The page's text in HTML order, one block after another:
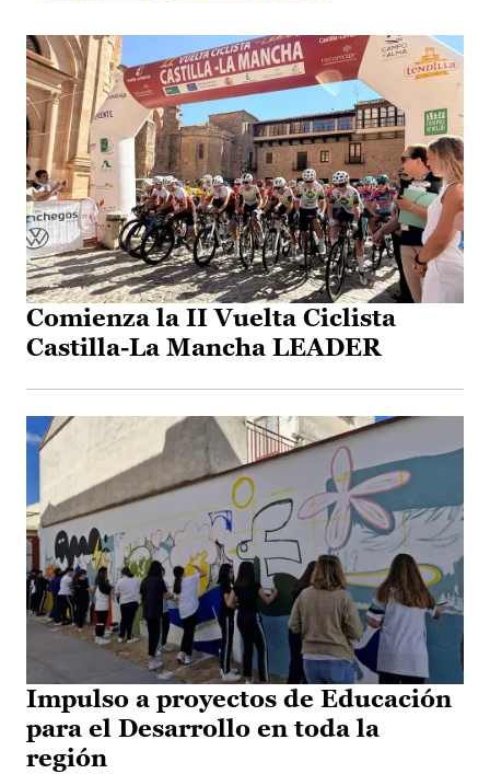
Comienza la II Vuelta Ciclista
Castilla-La Mancha LEADER
Impulso a proyectos de Educación
para el Desarrollo en toda la
región